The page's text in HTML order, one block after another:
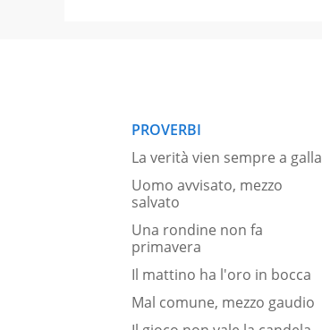
PROVERBI
La verità vien sempre a galla
Uomo avvisato, mezzo
salvato
Una rondine non fa
primavera
Il mattino ha l'oro in bocca
Mal comune, mezzo gaudio